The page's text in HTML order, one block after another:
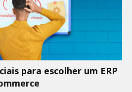
para escolher um ERP